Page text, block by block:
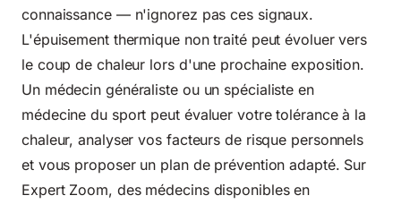
connaissance — n'ignorez pas ces signaux.
L'épuisement thermique non traité peut évoluer vers
le coup de chaleur lors d'une prochaine exposition.
Un médecin généraliste ou un spécialiste en
médecine du sport peut évaluer votre tolérance à la
chaleur, analyser vos facteurs de risque personnels
et vous proposer un plan de prévention adapté. Sur
Expert Zoom, des médecins disponibles en